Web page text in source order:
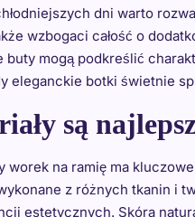
dni warto
wzbogaci całość o
mogą podkreślić
eleganckie botki świetnie
są
worek na ramię ma
z różnych tkanin i
estetycznych. Skóra